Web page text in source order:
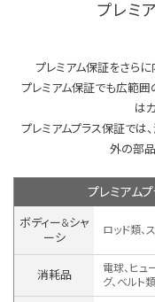
プレミ
プレミアム保証をさら
プレミアム保証でも広範囲
は
プレミアムプラス保証で
外の部品
プレミアム
ボディー&シャ
ーシ
ロッド類、
消耗品
電球、ヒュ
グ、ベルト類